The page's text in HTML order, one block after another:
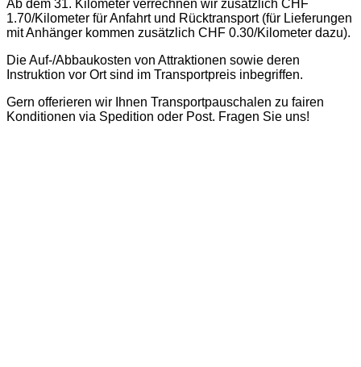
Ab dem 31. Kilometer verrechnen wir zusätzlich CHF
1.70/Kilometer für Anfahrt und Rücktransport (für Lieferungen
mit Anhänger kommen zusätzlich CHF 0.30/Kilometer dazu).
Die Auf-/Abbaukosten von Attraktionen sowie deren
Instruktion vor Ort sind im Transportpreis inbegriffen.
Gern offerieren wir Ihnen Transportpauschalen zu fairen
Konditionen via Spedition oder Post. Fragen Sie uns!